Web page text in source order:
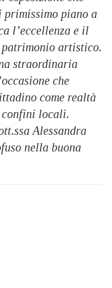
piano a
l’eccellenza e il
artistico.
straordinaria
che
come realtà
locali.
Alessandra
nella buona